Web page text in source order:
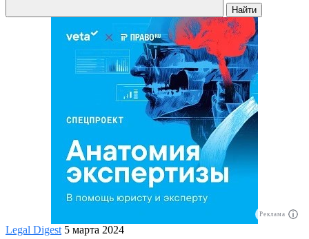
Найти
Реклама
Legal Digest 5 марта 2024